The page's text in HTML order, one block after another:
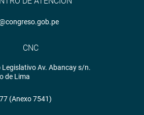
CNC
Legislativo Av. Abancay s/n.
de Lima
(Anexo 7541)